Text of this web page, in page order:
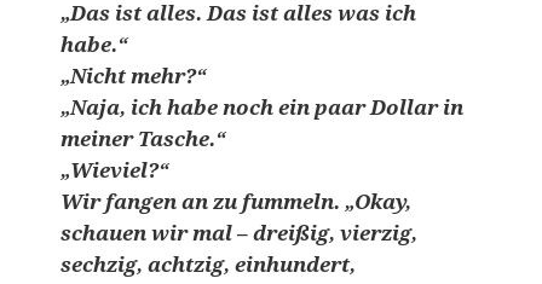
„Das ist alles. Das ist alles was ich
habe.“
„Nicht mehr?“
„Naja, ich habe noch ein paar Dollar in
meiner Tasche.“
„Wieviel?“
Wir fangen an zu fummeln. „Okay,
schauen wir mal – dreißig, vierzig,
sechzig, achtzig, einhundert,